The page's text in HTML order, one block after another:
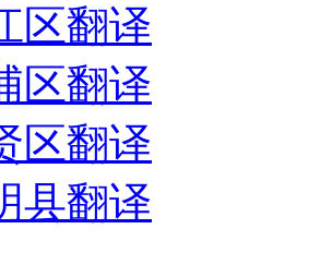
区翻译
区翻译
区翻译
县翻译